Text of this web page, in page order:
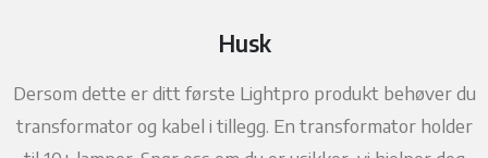
Husk
Dersom dette er ditt første Lightpro produkt behøver du
transformator og kabel i tillegg. En transformator holder